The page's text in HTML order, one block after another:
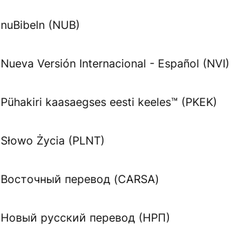
nuBibeln (NUB)
Nueva Versión Internacional - Español (NVI)
Pühakiri kaasaegses eesti keeles™ (PKEK)
Słowo Życia (PLNT)
Восточный перевод (CARSA)
Новый русский перевод (НРП)